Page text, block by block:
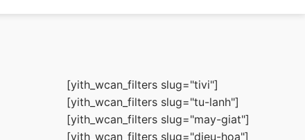
[yith_wcan_filters slug="tivi"]
[yith_wcan_filters slug="tu-lanh"]
[yith_wcan_filters slug="may-giat"]
[yith_wcan_filters slug="dieu-hoa"]